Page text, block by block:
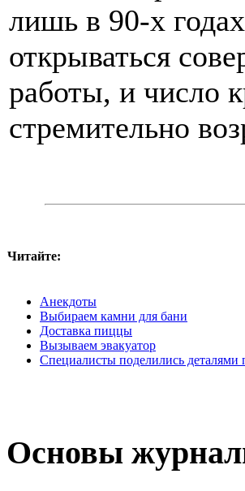
лишь в 90-х
открываться
работы, и число
стремительно
Читайте:
Анекдоты
Выбираем камни для бани
Доставка пиццы
Вызываем эвакуатор
Специалисты поделились деталями
Основы